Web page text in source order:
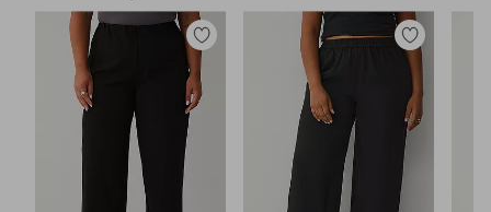
Lägg
till
i
favoriter
Lägg
till
favoriter